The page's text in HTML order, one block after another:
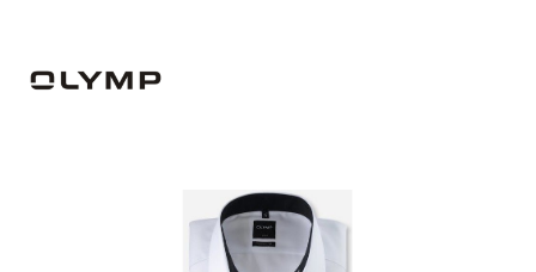
Bildergalerie überspringen